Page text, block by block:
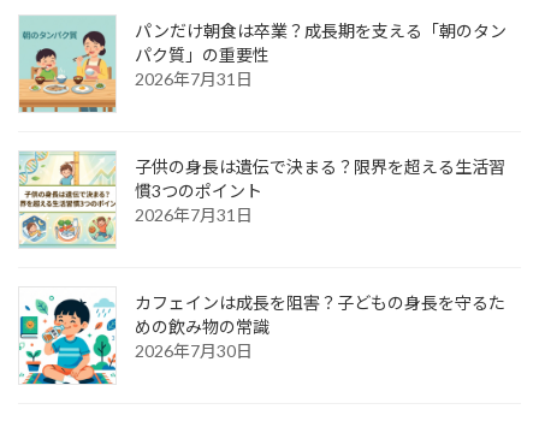
パンだけ朝食は卒業？成長期を支える「朝のタン
パク質」の重要性
2026年7月31日
子供の身長は遺伝で決まる？限界を超える生活習
慣3つのポイント
2026年7月31日
カフェインは成長を阻害？子どもの身長を守るた
めの飲み物の常識
2026年7月30日